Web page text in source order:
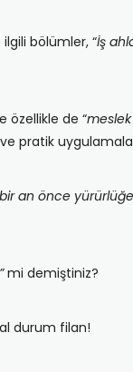
bölümler, “İş
özellikle de “
pratik
bir an önce
mi demiştiniz?
durum filan!